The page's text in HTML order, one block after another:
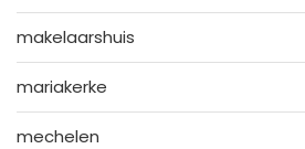
makelaarshuis
mariakerke
mechelen